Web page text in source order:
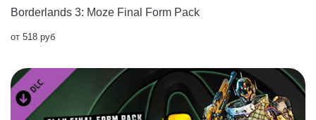
Borderlands 3: Moze Final Form Pack
от 518 руб